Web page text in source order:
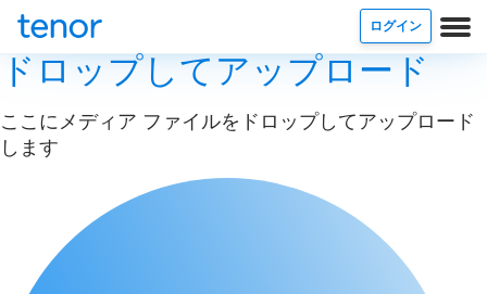
ログイン
ドロップしてアップロード
ここにメディア ファイルをドロップしてアップロード
します